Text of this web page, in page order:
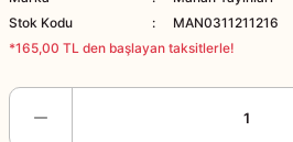
Stok Kodu
MAN0311211216
*165,00 TL den başlayan taksitlerle!